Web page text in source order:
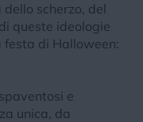
scherzo, del
queste ideologie
di Halloween:
e
unica, da